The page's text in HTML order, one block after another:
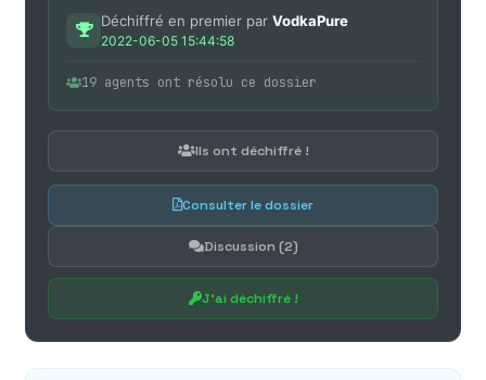
Déchiffré en premier par VodkaPure
2022-06-05 15:44:58
19 agents ont résolu ce dossier
Ils ont déchiffré !
Consulter le dossier
Discussion (2)
J'ai déchiffré !